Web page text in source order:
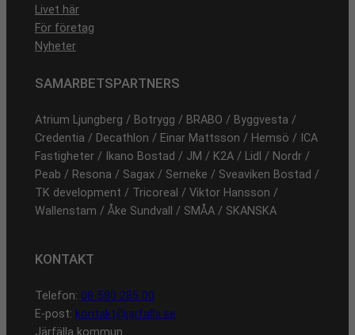
Livet här
För företag
Nyheter
SAMARBETSPARTNERS
Atrium Ljungberg / Botrygg / BRABO / Byggvesta /
Credentia / Decathlon / Einar Mattsson / Hemsö / ICA
Fastigheter / Ikano Bostad / JM / K2A / Lidl / Nordr /
Peab / Resona / Sagax / Serneke / Sveaviken Bostad /
TK development / Tricoreal / Viktor Hansson /
Wallenstam / Åke Sundvall / SMÅA / SKANSKA
KONTAKT
Telefon: 08-580 285 00
E-post: kontakt@jarfalla.se
Järfälla kommun